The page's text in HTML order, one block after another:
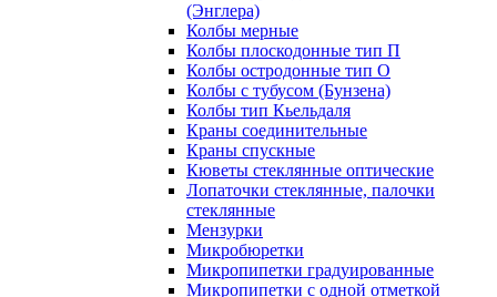
(Энглера)
Колбы мерные
Колбы плоскодонные тип П
Колбы остродонные тип О
Колбы с тубусом (Бунзена)
Колбы тип Кьельдаля
Краны соединительные
Краны спускные
Кюветы стеклянные оптические
Лопаточки стеклянные, палочки
стеклянные
Мензурки
Микробюретки
Микропипетки градуированные
Микропипетки с одной отметкой